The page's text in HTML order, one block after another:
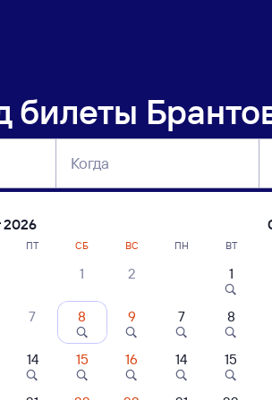
билеты
Когда
Брантовка — Омск
2026
ПТ СБ ВС
1 2
7 8 9
14 15 16
ПН ВТ
1
7 8
14 15